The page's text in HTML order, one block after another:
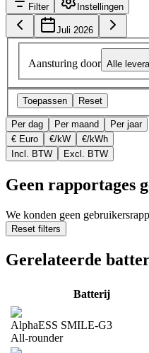
Filter Instellingen
Juli 2026
Aansturing door Alle
Toepassen Reset
Per dag Per maand
Per jaar
€ Euro
€/kW
€/kWh
Incl. BTW
Excl. BTW
Geen rapportages
We konden geen
Reset filters
Gerelateerde
Batterij
AlphaESS SMILE-G3
All-rounder